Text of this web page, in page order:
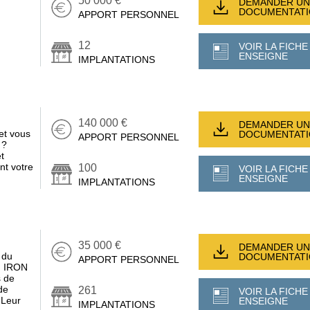
APPORT PERSONNEL
12
IMPLANTATIONS
VOIR LA FICHE
ENSEIGNE
vous
votre
140 000 €
APPORT PERSONNEL
100
IMPLANTATIONS
DEMANDER
VOIR LA FICHE
ENSEIGNE
IRON
de
35 000 €
APPORT PERSONNEL
261
IMPLANTATIONS
DEMANDER
VOIR LA FICHE
ENSEIGNE